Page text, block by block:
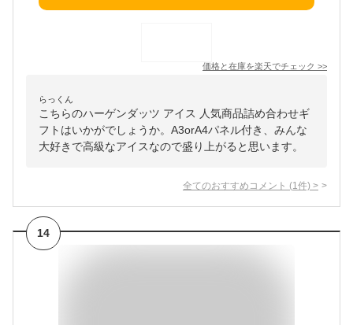
価格と在庫を楽天でチェック >>
らっくん
こちらのハーゲンダッツ アイス 人気商品詰め合わせギ
フトはいかがでしょうか。A3orA4パネル付き、みんな
大好きで高級なアイスなので盛り上がると思います。
全てのおすすめコメント (1 件) >
14